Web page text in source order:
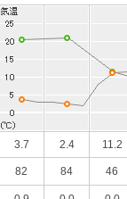
3.7 2.4 11.2
82 84 46